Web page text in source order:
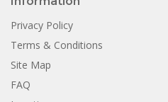
Privacy Policy
Terms & Conditions
Site Map
FAQ